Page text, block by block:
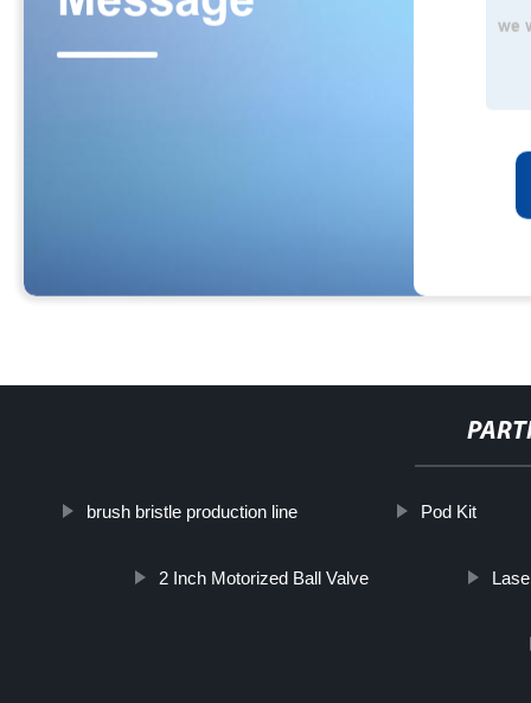
brush bristle production line Pod Kit
2 Inch Motorized Ball Valve